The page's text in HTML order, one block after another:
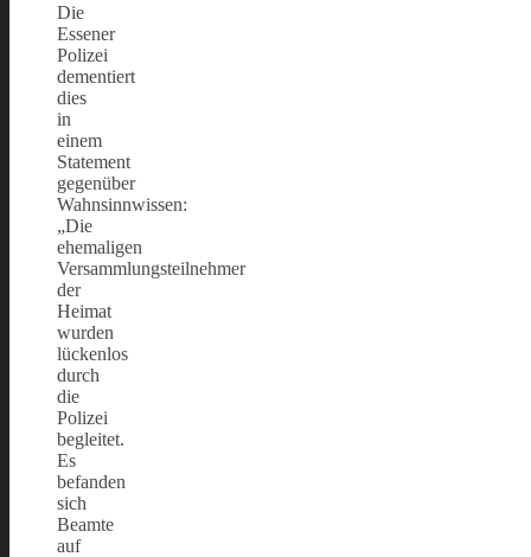
Die
Essener
Polizei
dementiert
dies
in
einem
Statement
gegenüber
Wahnsinnwissen:
„Die
ehemaligen
Versammlungsteilnehmer
der
Heimat
wurden
lückenlos
durch
die
Polizei
begleitet.
Es
befanden
sich
Beamte
auf